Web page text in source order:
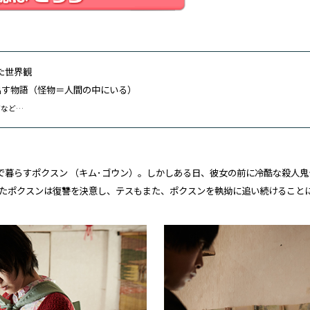
世界観
物語（怪物＝人間の中にいる）
など…
らすポクスン （キム･ゴウン）。しかしある日、彼女の前に冷酷な殺人
ポクスンは復讐を決意し、テスもまた、ポクスンを執拗に追い続けるこ